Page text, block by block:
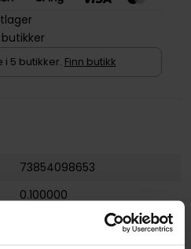
i 5 butikker. Finn butikk
73854098653
0.100000